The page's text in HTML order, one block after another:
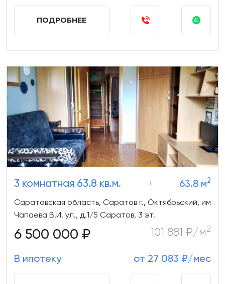
ПОДРОБНЕЕ
3 комнатная 63.8 кв.м. 63.8 м2
Саратовская область, Саратов г., Октябрьский, им
Чапаева В.И. ул., д.1/5 Саратов, 3 эт.
6 500 000 ₽ 101 881 ₽/м2
В ипотеку от 27 083 ₽/мес